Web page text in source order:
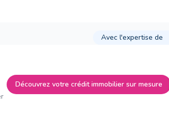
Avec l'expertise de
Découvrez votre crédit immobilier sur mesure